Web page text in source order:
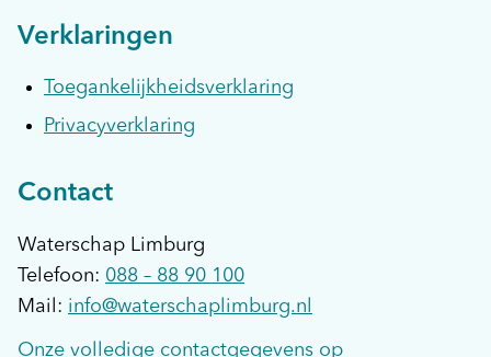
Verklaringen
Toegankelijkheidsverklaring
Privacyverklaring
Contact
Waterschap Limburg
Telefoon: 088 – 88 90 100
Mail: info@waterschaplimburg.nl
Onze volledige contactgegevens op